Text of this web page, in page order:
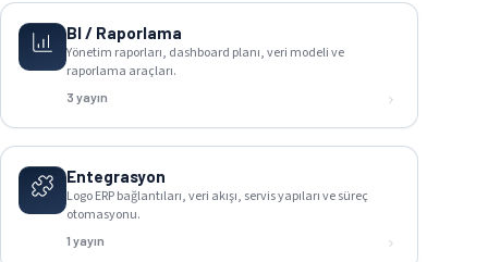
BI / Raporlama
Yönetim raporları, dashboard planı, veri modeli ve
raporlama araçları.
3 yayın
Entegrasyon
Logo ERP bağlantıları, veri akışı, servis yapıları ve süreç
otomasyonu.
1 yayın